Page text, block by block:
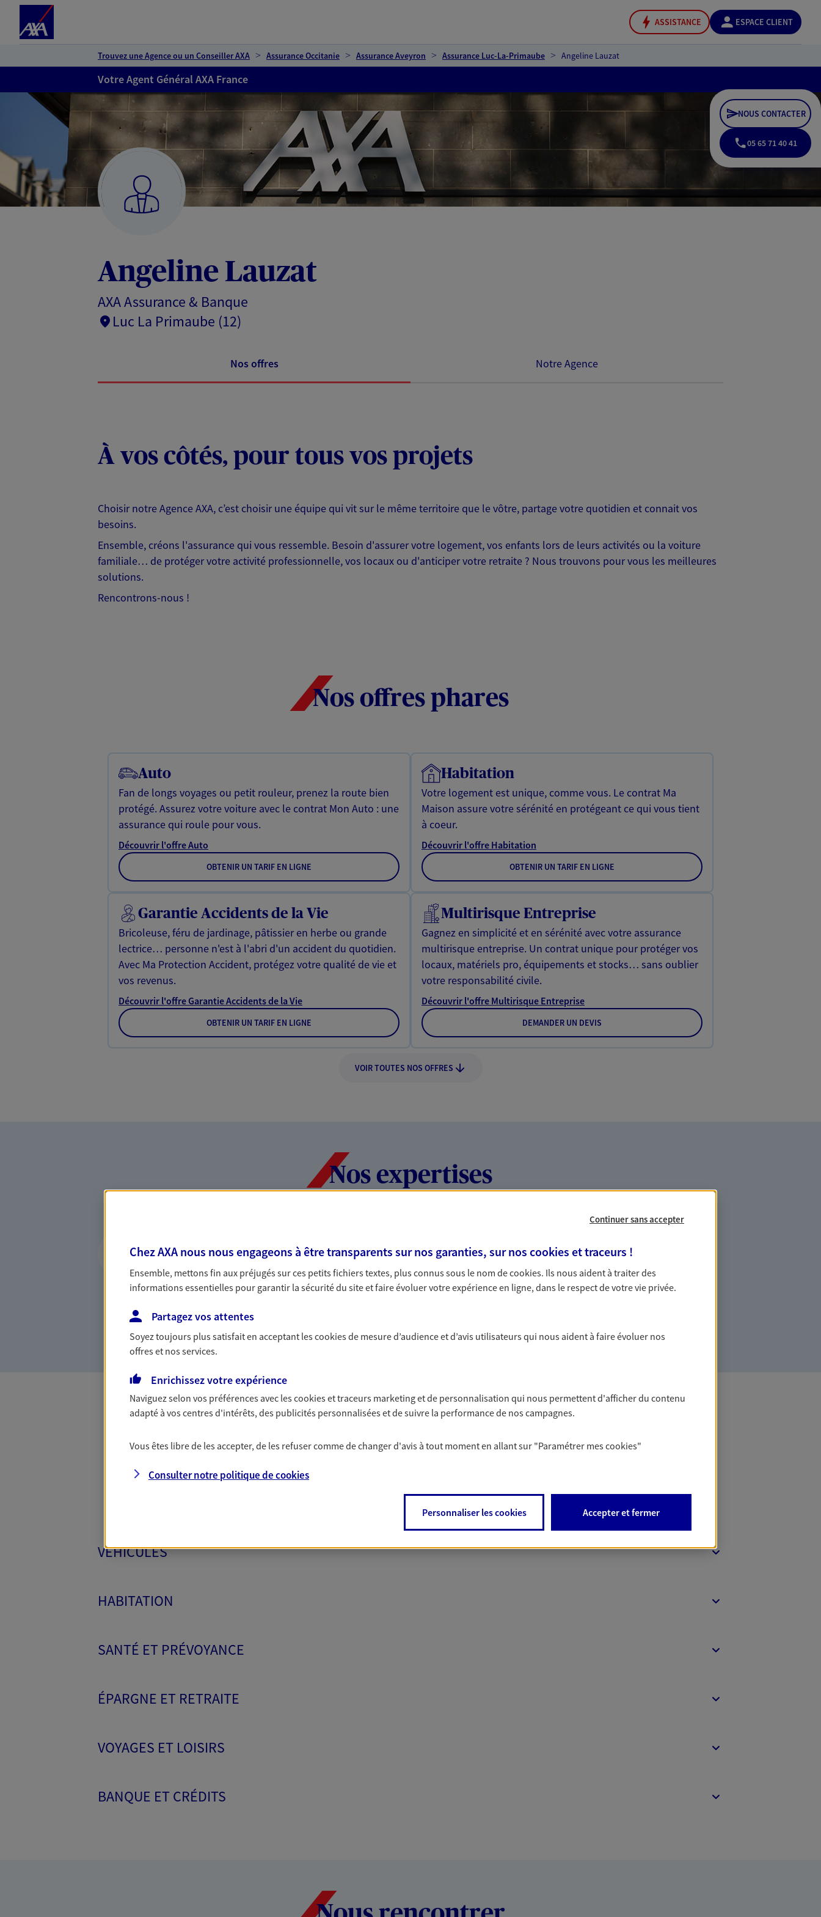
ASSISTANCE ESPACE CLIENT
Trouvez une Agence ou un Conseiller AXA Assurance Occitanie Assurance Aveyron Assurance Luc-La-Primaube Angeline Lauzat
Votre Agent Général AXA France
Angeline Lauzat
AXA Assurance & Banque
Luc La Primaube (12)
NOUS CONTACTER
05 65 71 40 41
Nos offres Notre Agence
À vos côtés, pour tous vos projets
Choisir notre Agence AXA, c’est choisir une équipe qui vit sur le même territoire que le vôtre, partage votre quotidien et connait vos
besoins.
Ensemble, créons l'assurance qui vous ressemble. Besoin d'assurer votre logement, vos enfants lors de leurs activités ou la voiture
familiale… de protéger votre activité professionnelle, vos locaux ou d'anticiper votre retraite ? Nous trouvons pour vous les meilleures
solutions.
Rencontrons-nous !
Nos offres phares
Auto
Fan de longs voyages ou petit rouleur, prenez la route bien
protégé. Assurez votre voiture avec le contrat Mon Auto : une
assurance qui roule pour vous.
Découvrir l'offre Auto
OBTENIR UN TARIF EN LIGNE
Habitation
Votre logement est unique, comme vous. Le contrat Ma
Maison assure votre sérénité en protégeant ce qui vous tient
à coeur.
Découvrir l'offre Habitation
OBTENIR UN TARIF EN LIGNE
Garantie Accidents de la Vie
Bricoleuse, féru de jardinage, pâtissier en herbe ou grande
lectrice… personne n'est à l'abri d'un accident du quotidien.
Avec Ma Protection Accident, protégez votre qualité de vie et
vos revenus.
Découvrir l'offre Garantie Accidents de la Vie
OBTENIR UN TARIF EN LIGNE
Multirisque Entreprise
Gagnez en simplicité et en sérénité avec votre assurance
multirisque entreprise. Un contrat unique pour protéger vos
locaux, matériels pro, équipements et stocks… sans oublier
votre responsabilité civile.
Découvrir l'offre Multirisque Entreprise
DEMANDER UN DEVIS
VOIR TOUTES NOS OFFRES
Nos expertises
confiance
Vous accompagner dans vos projets de vie tout au long de
votre vie, c'est ainsi que nous concevons notre métier : dans
la confiance et la proximité. C'est en apprenant à vous
connaître que nous proposons de meilleures solutions.
entreprises
Comme vous, nous sommes des indépendants. Nous
bâtissons ensemble des solutions cohérentes pour protéger
Toutes nos offres Assurance & Banque
PRO & ENTREPRISES
VÉHICULES
HABITATION
SANTÉ ET PRÉVOYANCE
ÉPARGNE ET RETRAITE
VOYAGES ET LOISIRS
BANQUE ET CRÉDITS
Continuer sans accepter
Chez AXA nous nous engageons à être transparents sur nos garanties, sur nos cookies et traceurs !
Ensemble, mettons fin aux préjugés sur ces petits fichiers textes, plus connus sous le nom decookies. Ils nous aident à traiter des
informations essentielles pour garantir la sécurité du site et faire évoluer votre expérience en ligne, dans le respect de votre vie privée.
Partagez vos attentes
Soyez toujours plus satisfait en acceptant lescookiesde mesure d’audience et d’avis utilisateurs qui nous aident à faire évoluer nos
offres et nos services.
Enrichissez votre expérience
Naviguez selon vos préférences avec lescookies et traceurs marketing et de personnalisation qui nous permettent d'afficher du contenu
adapté à vos centres d'intérêts, des publicités personnalisées et de suivre la performance de nos campagnes.
Vous êtes libre de les accepter, de les refuser comme de changer d'avis à tout moment en allant sur "Paramétrer mescookies"
Consulter notre politique decookies
Personnaliser les cookies Accepter et fermer